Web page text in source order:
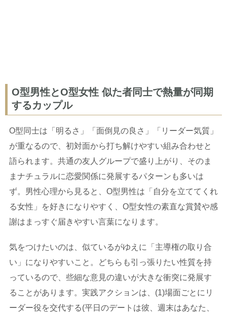
O型男性とO型女性 似た者同士で熱量が同期
するカップル
O型同士は「明るさ」「面倒見の良さ」「リーダー気質」
が重なるので、初対面から打ち解けやすい組み合わせと
語られます。共通の友人グループで盛り上がり、そのま
まナチュラルに恋愛関係に発展するパターンも多いは
ず。男性心理から見ると、O型男性は「自分を立ててくれ
る女性」を好きになりやすく、O型女性の素直な賞賛や感
謝はまっすぐ届きやすい言葉になります。
気をつけたいのは、似ているがゆえに「主導権の取り合
い」になりやすいこと。どちらも引っ張りたい性質を持
っているので、些細な意見の違いが大きな衝突に発展す
ることがあります。実践アクションは、(1)場面ごとにリ
ーダー役を交代する(平日のデートは彼、週末はあなた、